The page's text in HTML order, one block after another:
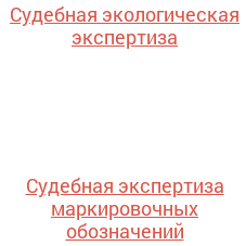
Судебная экологическая
экспертиза
Судебная экспертиза
маркировочных
обозначений